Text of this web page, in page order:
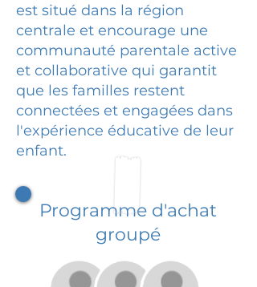
est situé dans la région
centrale et encourage une
communauté parentale active
et collaborative qui garantit
que les familles restent
connectées et engagées dans
l'expérience éducative de leur
enfant.
Programme d'achat
groupé